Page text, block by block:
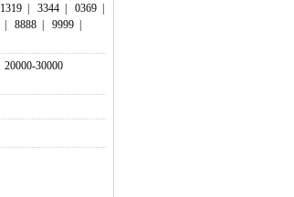
1319 3344 0369
8888 9999
20000-30000